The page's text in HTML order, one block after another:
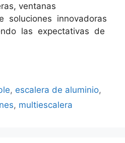
ventanas
soluciones innovadoras
las expectativas de
, escalera de aluminio,
, multiescalera